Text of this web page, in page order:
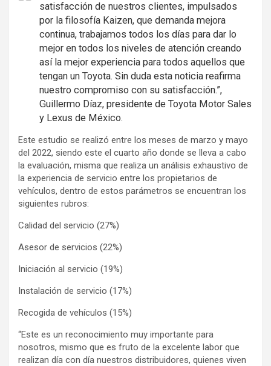
satisfacción de nuestros clientes, impulsados
por la filosofía Kaizen, que demanda mejora
continua, trabajamos todos los días para dar lo
mejor en todos los niveles de atención creando
así la mejor experiencia para todos aquellos que
tengan un Toyota. Sin duda esta noticia reafirma
nuestro compromiso con su satisfacción.”,
Guillermo Díaz, presidente de Toyota Motor Sales
y Lexus de México.
Este estudio se realizó entre los meses de marzo y mayo
del 2022, siendo este el cuarto año donde se lleva a cabo
la evaluación, misma que realiza un análisis exhaustivo de
la experiencia de servicio entre los propietarios de
vehículos, dentro de estos parámetros se encuentran los
siguientes rubros:
Calidad del servicio (27%)
Asesor de servicios (22%)
Iniciación al servicio (19%)
Instalación de servicio (17%)
Recogida de vehículos (15%)
“Este es un reconocimiento muy importante para
nosotros, mismo que es fruto de la excelente labor que
realizan día con día nuestros distribuidores, quienes viven